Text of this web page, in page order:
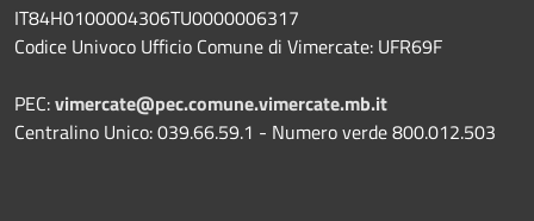
IT84H0100004306TU0000006317
Codice Univoco Ufficio Comune di Vimercate: UFR69F
PEC:vimercate@pec.comune.vimercate.mb.it
Centralino Unico: 039.66.59.1 - Numero verde 800.012.503